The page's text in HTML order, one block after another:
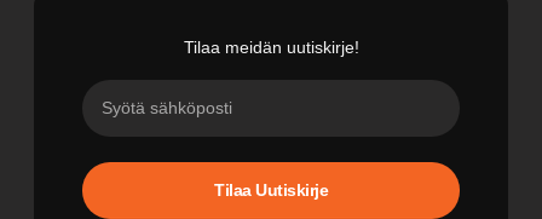
Tilaa meidän uutiskirje!
Tilaa Uutiskirje